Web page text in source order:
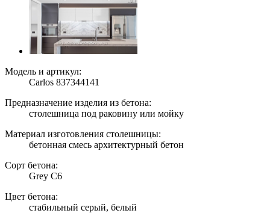
Модель и артикул:
Carlos 837344141
Предназначение изделия из бетона:
столешница под раковину или мойку
Материал изготовления столешницы:
бетонная смесь архитектурный бетон
Сорт бетона:
Grey C6
Цвет бетона:
стабильный серый, белый